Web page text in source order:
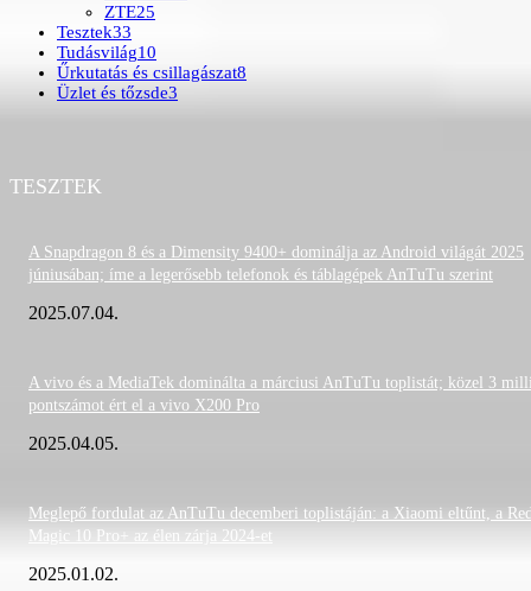
ZTE25
Tesztek33
Tudásvilág10
Űrkutatás és csillagászat8
Üzlet és tőzsde3
TESZTEK
A Snapdragon 8 és a Dimensity 9400+ dominálja az Android világát 2025
júniusában; íme a legerősebb telefonok és táblagépek AnTuTu szerint
2025.07.04.
A vivo és a MediaTek dominálta a márciusi AnTuTu toplistát; közel 3
pontszámot ért el a vivo X200 Pro
2025.04.05.
Meglepő fordulat az AnTuTu decemberi toplistáján: a Xiaomi eltűnt, a
Magic 10 Pro+ az élen zárja 2024-et
2025.01.02.